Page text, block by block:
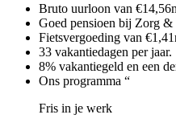
Bruto uurloon van
Goed pensioen bij Zorg &
Fietsvergoeding van
33 vakantiedagen per jaar.
8% vakantiegeld en een
Ons programma “
Fris in je werk